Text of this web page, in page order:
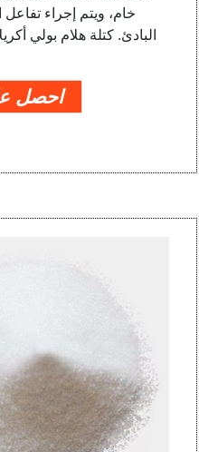
خام، ويتم إجراء تفاعل
البادئ. كتلة هلام بولي
احصل